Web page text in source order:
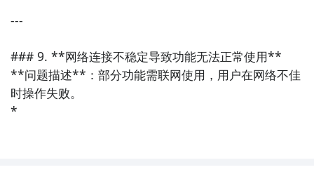
---
### 9. **网络连接不稳定导致功能无法正常使用**
**问题描述**：部分功能需联网使用，用户在网络不佳
时操作失败。
*